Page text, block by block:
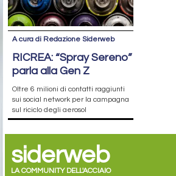
A cura di Redazione Siderweb
RICREA: “Spray Sereno”
parla alla Gen Z
Oltre 6 milioni di contatti raggiunti
sui social network per la campagna
sul riciclo degli aerosol
siderweb
LA COMMUNITY DELL'ACCIAIO